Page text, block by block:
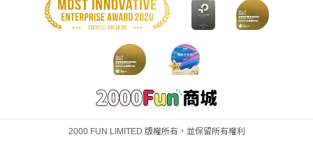
2000 FUN LIMITED 版權所有，並保留所有權利